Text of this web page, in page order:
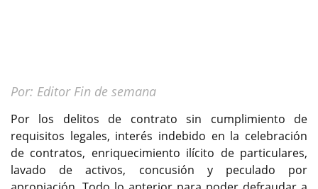
Por: Editor Fin de semana
Por los delitos de contrato sin cumplimiento de
requisitos legales, interés indebido en la celebración
de contratos, enriquecimiento ilícito de particulares,
lavado de activos, concusión y peculado por